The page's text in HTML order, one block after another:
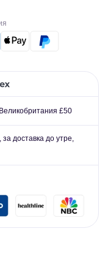
£50
, за доставка до утре,